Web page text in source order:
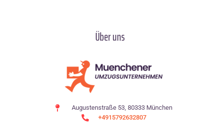
Über uns
Augustenstraße 53, 80333 München
+4915792632807